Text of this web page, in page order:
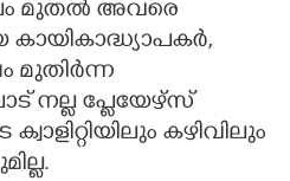
മുതൽ അവരെ
മുതിർന്ന
നല്ല പ്ലേയേഴ്സ്
കഴിവിലും